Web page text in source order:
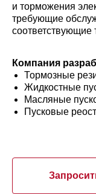
и торможения
требующие
соответствующие
Компания
Тормозные
Жидкостные
Масляные
Пусковые